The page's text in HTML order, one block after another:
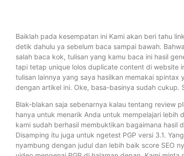
Baiklah pada kesempatan ini Kami akan beri tahu
detik dahulu ya sebelum baca sampai bawah.
salah baca kok, tulisan yang kamu baca ini hasil
tapi tetap unique lolos duplicate content di website
tulisan lainnya yang saya hasilkan memakai
dengan artikel ini. Oke, basa-basinya sudah
Blak-blakan saja sebenarnya kalau tentang review
hanya untuk menarik Anda untuk mempelajari
kami sudah berhasil membuktikan bagaimana hasil
Disamping itu juga untuk ngetest PGP versi 3.1.
nyambung dengan judul dan lebih baik score SEO